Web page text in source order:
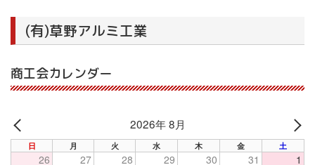
(有)草野アルミ工業
商工会カレンダー
PREV
2026年 8月
日 月 火 水 木 金 土
26 27 28 29 30 31 1